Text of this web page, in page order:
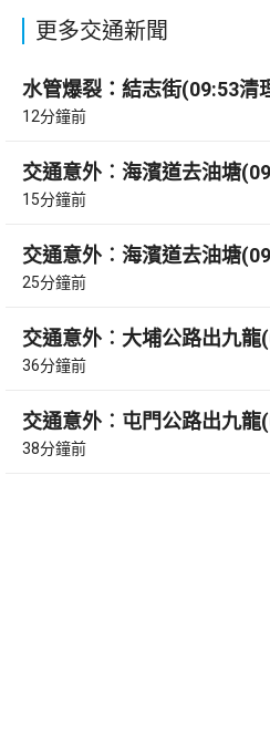
更多交通新聞
水管爆裂：結志街(09:53清
12分鐘前
交通意外︰海濱道去油塘
15分鐘前
交通意外︰海濱道去油塘
25分鐘前
交通意外︰大埔公路出九龍
36分鐘前
交通意外︰屯門公路出九龍
38分鐘前